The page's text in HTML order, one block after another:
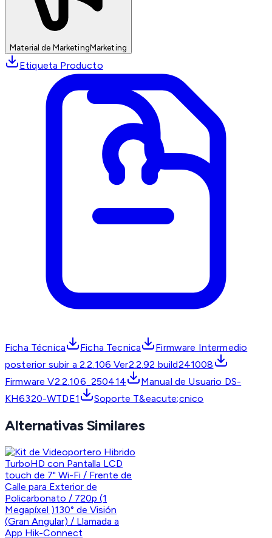
Material de MarketingMarketing
Etiqueta Producto
Ficha Técnica Ficha Tecnica
Firmware Intermedio
posterior subir a 2.2.106 Ver2.2.92 build241008
Firmware V2.2.106_250414
Manual de Usuario DS-
KH6320-WTDE1
Soporte T&eacute;cnico
Alternativas Similares